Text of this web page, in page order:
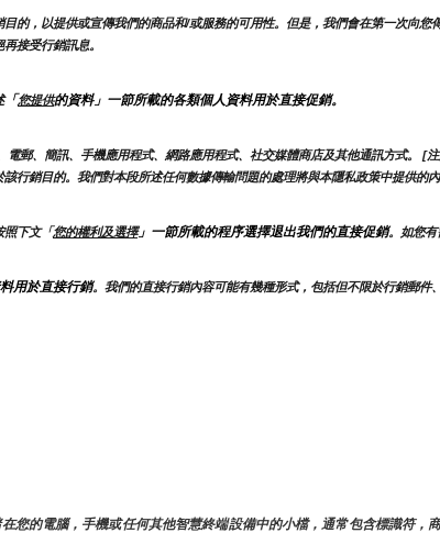
的，以提供或宣傳我們的商品和/或服務的可用性。但是，我們會在第一次向
接受行銷訊息。
「您提供的資料」一節所載的各類個人資料用於直接促銷。
電郵、簡訊、手機應用程式、網路應用程式、社交媒體商店及其他通訊方式。
行銷目的。我們對本段所述任何數據傳輸問題的處理將與本隱私政策中提供的內
照下文「您的權利及選擇」一節所載的程序選擇退出我們的直接促銷。如您有
用於直接行銷。我們的直接行銷內容可能有幾種形式，包括但不限於行銷郵件
您的電腦，手機或任何其他智慧終端設備中的小檔，通常包含標識符